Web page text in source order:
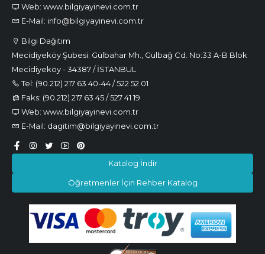
Web: www.bilgiyayinevi.com.tr
E-Mail: info@bilgiyayinevi.com.tr
Bilgi Dağıtım
Mecidiyeköy Şubesi: Gülbahar Mh., Gülbağ Cd. No:33 A-B Blok
Mecidiyeköy - 34387 / İSTANBUL
Tel: (90.212) 217 63 40-44 / 522 52 01
Faks: (90.212) 217 63 45 / 527 41 19
Web: www.bilgiyayinevi.com.tr
E-Mail: dagitim@bilgiyayinevi.com.tr
Katalog İndir
Öğretmenler İçin Rehber Katalog